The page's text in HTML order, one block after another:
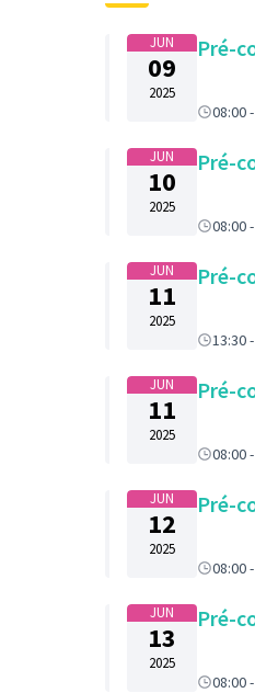
JUN
09
2025
Pré-
08:00
JUN
10
2025
Pré-
08:00
JUN
11
2025
Pré-
13:30
JUN
11
2025
Pré-
08:00
JUN
12
2025
Pré-
08:00
JUN
13
2025
Pré-
08:00